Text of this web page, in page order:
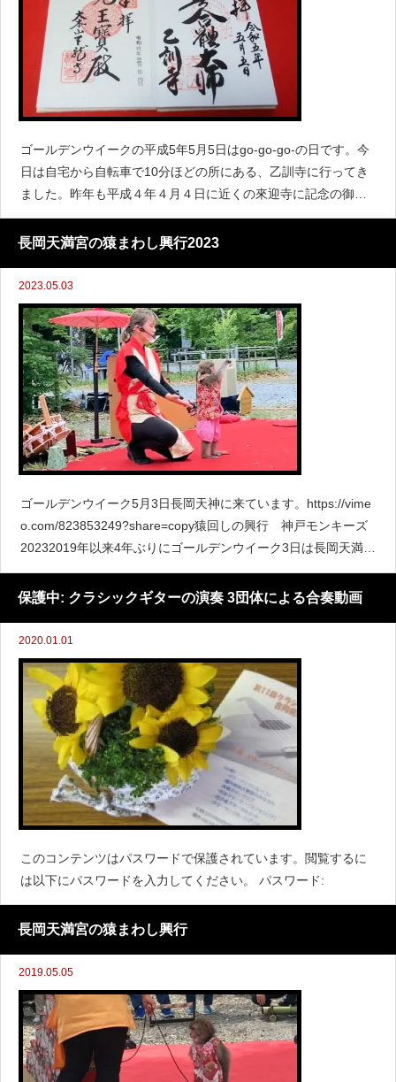
ゴールデンウイークの平成5年5月5日はgo-go-go-の日です。今
日は自宅から自転車で10分ほどの所にある、乙訓寺に行ってき
ました。昨年も平成４年４月４日に近くの來迎寺に記念の御朱
印をいただきましたが、毎年恒例行事になりました。平成4年4
月4日來迎寺の御朱印◎乙訓寺の散策のさいの写
長岡天満宮の猿まわし興行2023
2023.05.03
ゴールデンウイーク5月3日長岡天神に来ています。https://vime
o.com/823853249?share=copy猿回しの興行 神戸モンキーズ
20232019年以来4年ぶりにゴールデンウイーク3日は長岡天満宮
に行ってきました。コロナ前の4年前も神戸モンキーズの猿回し
興
保護中: クラシックギターの演奏 3団体による合奏動画
2020.01.01
このコンテンツはパスワードで保護されています。閲覧するに
は以下にパスワードを入力してください。 パスワード:
長岡天満宮の猿まわし興行
2019.05.05